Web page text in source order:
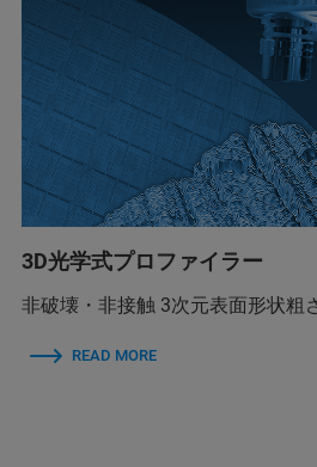
3D光学式プロファイラー
非破壊・非接触 3次元表面形状粗
READ MORE